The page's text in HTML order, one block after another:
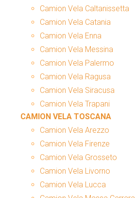
Camion Vela Caltanissetta
Camion Vela Catania
Camion Vela Enna
Camion Vela Messina
Camion Vela Palermo
Camion Vela Ragusa
Camion Vela Siracusa
Camion Vela Trapani
CAMION VELA TOSCANA
Camion Vela Arezzo
Camion Vela Firenze
Camion Vela Grosseto
Camion Vela Livorno
Camion Vela Lucca